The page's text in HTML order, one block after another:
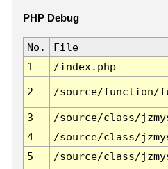
PHP Debug
No. File
1
/index.php
2 /source/function/
3 /source/class/
4
/source/class/
5
/source/class/